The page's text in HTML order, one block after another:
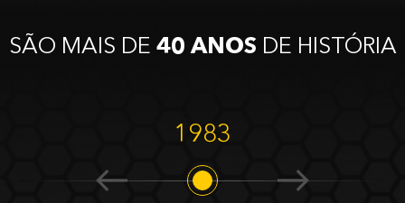
SÃO MAIS DE 40 ANOS DE HISTÓRIA
1983